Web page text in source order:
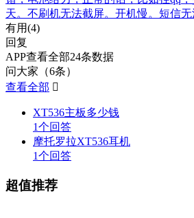
天。不刷机无法截屏。开机慢。短信无
有用(4)
回复
APP查看全部24条数据
问大家（6条）
查看全部 
XT536主板多少钱
1个回答
摩托罗拉XT536耳机
1个回答
超值推荐